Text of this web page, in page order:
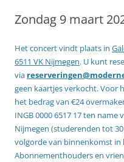
Zondag 9 maart
Het concert vindt plaats in
6511 VK Nijmegen. U kunt
via
geen kaartjes verkocht. Voor
het bedrag van €24
INGB 0000 6517 17 ten
Nijmegen (studerenden tot
volgorde van binnenkomst in
Abonnementhouders en